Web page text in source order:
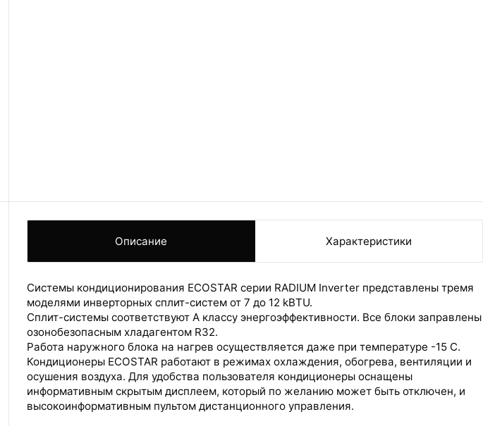
ДЕМОНТАЖ
Описание Характеристики
Системы кондиционирования ECOSTAR серии RADIUM Inverter представлены тремя
моделями инверторных сплит-систем от 7 до 12 kBTU.
Сплит-системы соответствуют А классу энергоэффективности. Все блоки заправлены
озонобезопасным хладагентом R32.
Работа наружного блока на нагрев осуществляется даже при температуре -15 С.
Кондиционеры ECOSTAR работают в режимах охлаждения, обогрева, вентиляции и
осушения воздуха. Для удобства пользователя кондиционеры оснащены
информативным скрытым дисплеем, который по желанию может быть отключен, и
высокоинформативным пультом дистанционного управления.
ОФОРМЛЕН!
с вами.
НЕ ТАК!
попытку позже.